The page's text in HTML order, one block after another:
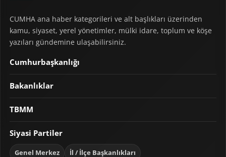
CUMHA ana haber kategorileri ve alt başlıkları üzerinden
kamu, siyaset, yerel yönetimler, mülki idare, toplum ve köşe
yazıları gündemine ulaşabilirsiniz.
Cumhurbaşkanlığı
Bakanlıklar
TBMM
Siyasi Partiler
Genel Merkez İl / İlçe Başkanlıkları